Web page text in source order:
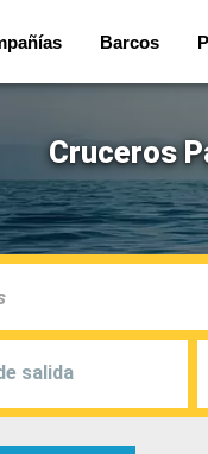
Barcos
Cruceros
salida